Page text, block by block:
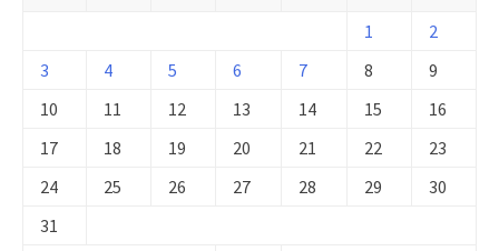
1
2
3
4 5 6 7 8
9
10
11 12 13 14 15
16
17
18 19 20 21 22
23
24
25 26 27 28 29
30
31